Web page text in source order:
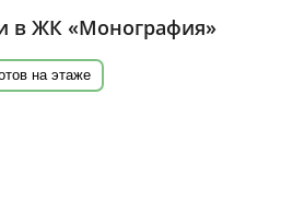
есть детские площадки, зоны
на 2 квартал 2025 года.
можно добраться за 15
вокзала дорога на
помнить, что Московское
в центр часто
пик могут достигать 7 – 8 баллов.
трамвайная линия,
«Купчино».
с парковыми зонами – в
в ЖК «Монография»
на этаже